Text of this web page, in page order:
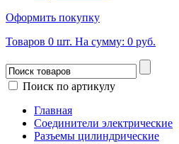
Оформить покупку
Товаров 0 шт. На сумму: 0 руб.
Поиск по артикулу
Главная
Соединители электрические
Разъемы цилиндрические